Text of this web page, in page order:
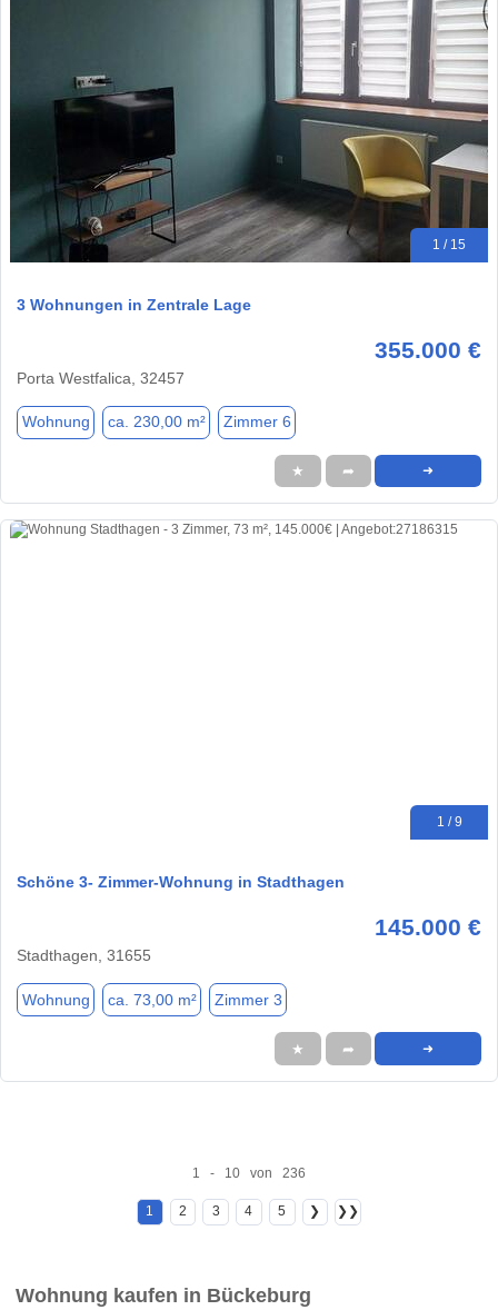
1 / 15
3 Wohnungen in Zentrale Lage
355.000 €
Porta Westfalica, 32457
Wohnung ca. 230,00 m² Zimmer 6
★ ➦ ➜
1 / 9
Schöne 3- Zimmer-Wohnung in Stadthagen
145.000 €
Stadthagen, 31655
Wohnung ca. 73,00 m² Zimmer 3
★ ➦ ➜
1 - 10 von 236
1 2 3 4 5 ❯ ❯❯
Wohnung kaufen in Bückeburg